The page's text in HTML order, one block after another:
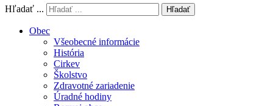
Hľadať ... Hľadať
Obec
Všeobecné informácie
História
Cirkev
Školstvo
Zdravotné zariadenie
Úradné hodiny